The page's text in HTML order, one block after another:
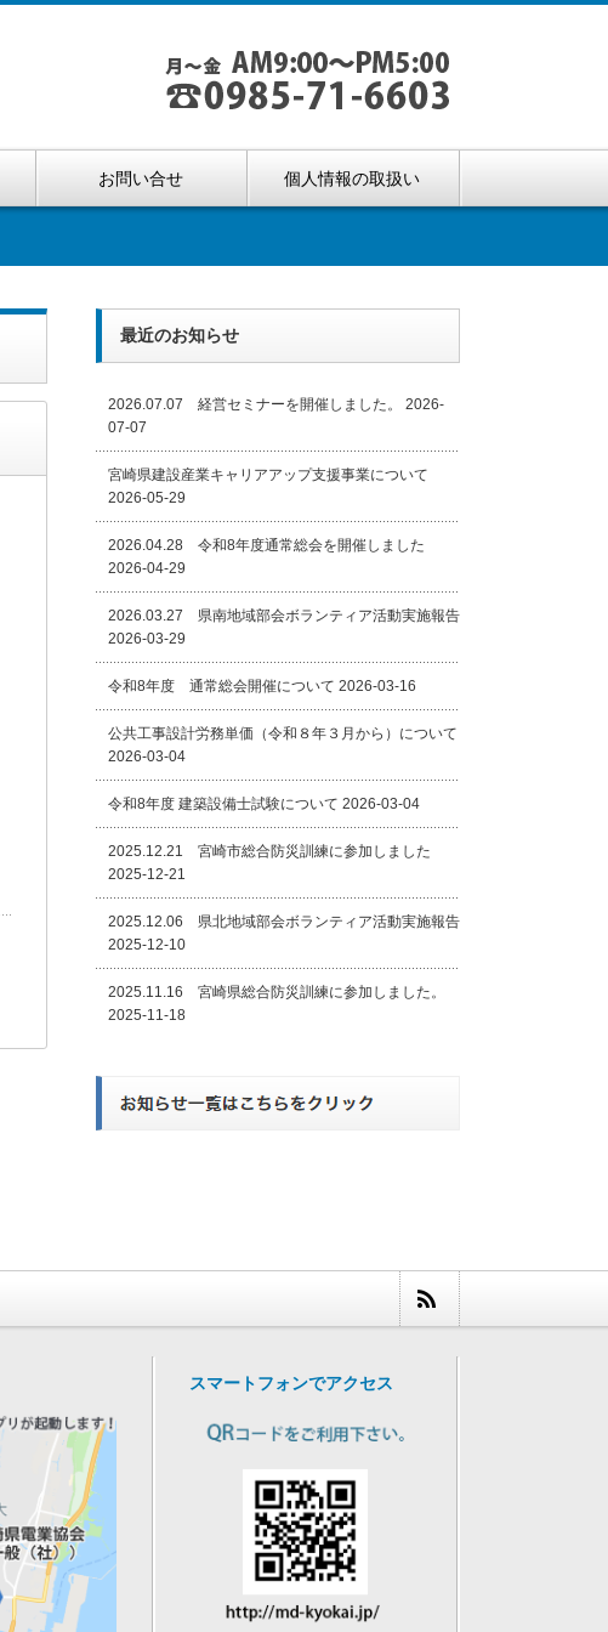
お問い合せ 個人情報の取扱い
最近のお知らせ
2026.07.07 経営セミナーを開催しました。
2026-
07-07
宮崎県建設産業キャリアアップ支援事業について
2026-05-29
2026.04.28 令和8年度通常総会を開催しました
2026-04-29
2026.03.27 県南地域部会ボランティア活動実施報告
2026-03-29
令和8年度 通常総会開催について 2026-03-16
公共工事設計労務単価（令和８年３月から）について
2026-03-04
令和8年度 建築設備士試験について 2026-03-04
2025.12.21 宮崎市総合防災訓練に参加しました
2025-12-21
2025.12.06 県北地域部会ボランティア活動実施報告
2025-12-10
2025.11.16 宮崎県総合防災訓練に参加しました。
2025-11-18
スマートフォンでアクセス